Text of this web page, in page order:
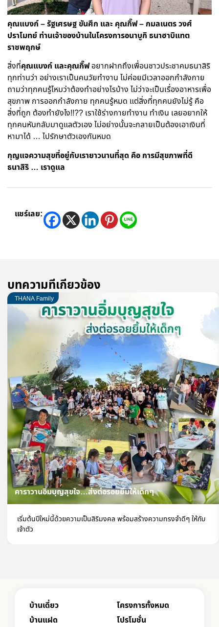
คุณแบงก์ – รัฐเศรษฐ ขันศึก และ คุณกิ๊ฟ – กมลเนตร วงศ์
ปราโมทย์ ท่านเจ้าของบ้านในโครงการอนาบูกิ ธนาฮาบิแทต
ราชพฤกษ์
สิ่งที่คุณแบงก์ และคุณกิ๊ฟอยากฝากถึงเพื่อนชาวประชาคมธนาสิริ
ทุกท่านว่า อย่างเราเป็นคนวัยทำงาน ไม่ค่อยมีเวลาออกกำลังกาย
ถามว่าทุกคนรู้ไหมว่าต้องทำอย่างไรบ้าง ไม่ว่าจะเป็นเรื่องอาหารเพื่อ
สุขภาพ การออกกำลังกาย ทุกคนรู้หมด แต่สิ่งที่ทุกคนยังไม่รู้ คือ
สิ่งที่ถูก ต้องทำยังไง!!?? เราใช้ร่างกายทำงาน ทำเงิน เลยอยากให้
ทุกคนหันกลับมาดูแลตัวเอง ไม่อย่างนั้นจะกลายเป็นต้องเอาเงินที่
หามาได้ … ไปรักษาตัวเองกันหมด
กุญแจความสุขที่อยู่กับเรายาวนานที่สุด คือ การมีสุขภาพที่ดี
ธนาสิริ … เราดูแล
แชร์เลย:
บทความที่เกี่ยวข้อง
THANA Family
คาราวานอิ่มบุญสุขใจ…ส่งต่อรอยยิ้มให้เด็กๆ
เริ่มต้นปีใหม่นี้ด้วยความเป็นสิริมงคล พร้อมสร้างความทรงจำดีๆ ให้กับ
เจ้าตัว
บ้านเดี่ยว
บ้านแฝด
โครงการทั้งหมด
โปรโมชั่น